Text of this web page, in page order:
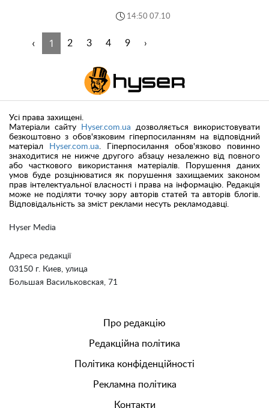
14:50 07.10
‹ 1 2 3 4 9 ›
Hyser Media
Адреса редакції
03150 г. Киев, улица
Большая Васильковская, 71
Усі права захищені.
Матеріали сайту
Hyser.com.ua дозволяється використовувати
безкоштовно з обов'язковим гіперпосиланням на відповідний
матеріал
Hyser.com.ua. Гіперпосилання обов'язково повинно
знаходитися не нижче другого абзацу незалежно від повного
або часткового використання матеріалів. Порушення даних
умов буде розцінюватися як порушення захищаемих законом
прав інтелектуальної власності і права на інформацію. Редакція
може не поділяти точку зору авторів статей та авторів блогів.
Відповідальність за зміст реклами несуть рекламодавці.
Про редакцію
Редакційна політика
Політика конфіденційності
Рекламна політика
Контакти